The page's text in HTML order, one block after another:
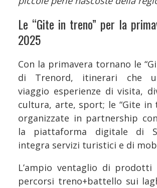
Le “Gite in treno” per la
2025
Con la primavera tornano le
di Trenord, itinerari che
viaggio esperienze di visita,
cultura, arte, sport; le “Gite in
organizzate in partnership
la piattaforma digitale di
integra servizi turistici e di
L’ampio ventaglio di prodotti
percorsi treno+battello sui